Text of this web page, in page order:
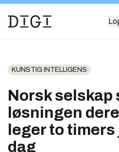
KUNSTIG INTELLIGENS
Norsk selskap
løsningen
leger to
dag